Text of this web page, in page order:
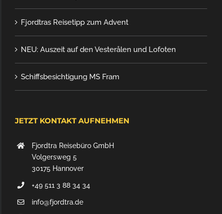
Fjordtras Reisetipp zum Advent
NEU: Auszeit auf den Vesterålen und Lofoten
Schiffsbesichtigung MS Fram
JETZT KONTAKT AUFNEHMEN
Fjordtra Reisebüro GmbH
Volgersweg 5
30175 Hannover
+49 511 3 88 34 34
info@fjordtra.de